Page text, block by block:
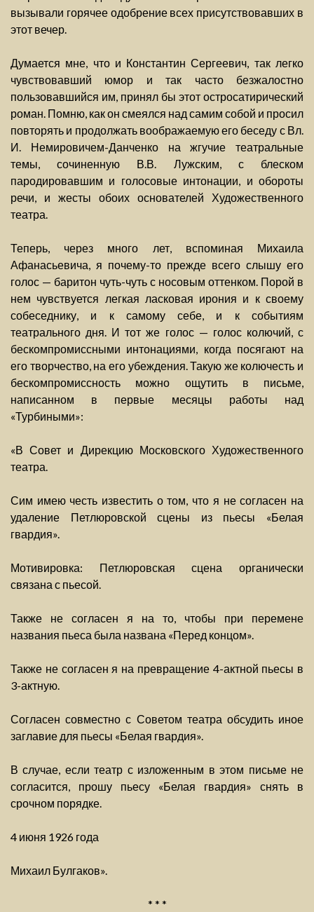
вызывали горячее одобрение всех присутствовавших в
этот вечер.
Думается мне, что и Константин Сергеевич, так легко
чувствовавший юмор и так часто безжалостно
пользовавшийся им, принял бы этот остросатирический
роман. Помню, как он смеялся над самим собой и просил
повторять и продолжать воображаемую его беседу с Вл.
И. Немировичем-Данченко на жгучие театральные
темы, сочиненную В.В. Лужским, с блеском
пародировавшим и голосовые интонации, и обороты
речи, и жесты обоих основателей Художественного
театра.
Теперь, через много лет, вспоминая Михаила
Афанасьевича, я почему-то прежде всего слышу его
голос — баритон чуть-чуть с носовым оттенком. Порой в
нем чувствуется легкая ласковая ирония и к своему
собеседнику, и к самому себе, и к событиям
театрального дня. И тот же голос — голос колючий, с
бескомпромиссными интонациями, когда посягают на
его творчество, на его убеждения. Такую же колючесть и
бескомпромиссность можно ощутить в письме,
написанном в первые месяцы работы над
«Турбиными»:
«В Совет и Дирекцию Московского Художественного
театра.
Сим имею честь известить о том, что я не согласен на
удаление Петлюровской сцены из пьесы «Белая
гвардия».
Мотивировка: Петлюровская сцена органически
связана с пьесой.
Также не согласен я на то, чтобы при перемене
названия пьеса была названа «Перед концом».
Также не согласен я на превращение 4-актной пьесы в
3-актную.
Согласен совместно с Советом театра обсудить иное
заглавие для пьесы «Белая гвардия».
В случае, если театр с изложенным в этом письме не
согласится, прошу пьесу «Белая гвардия» снять в
срочном порядке.
4 июня 1926 года
Михаил Булгаков».
* * *